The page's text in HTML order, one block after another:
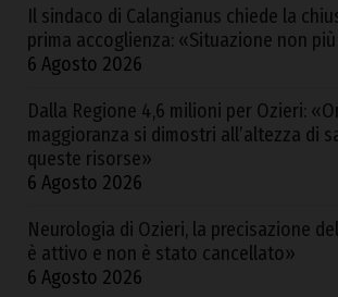
Il sindaco di Calangianus chiede la
prima accoglienza: «Situazione non
6 Agosto 2026
Dalla Regione 4,6 milioni per Ozieri:
maggioranza si dimostri all’altezza di
queste risorse»
6 Agosto 2026
Neurologia di Ozieri, la precisazione
è attivo e non è stato cancellato»
6 Agosto 2026